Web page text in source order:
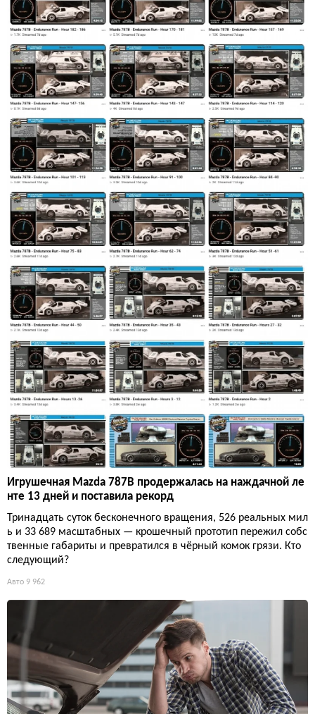
Игрушечная Mazda 787B продержалась на наждачной ле
нте 13 дней и поставила рекорд
Тринадцать суток бесконечного вращения, 526 реальных мил
ь и 33 689 масштабных — крошечный прототип пережил собс
твенные габариты и превратился в чёрный комок грязи. Кто
следующий?
Авто 9 962